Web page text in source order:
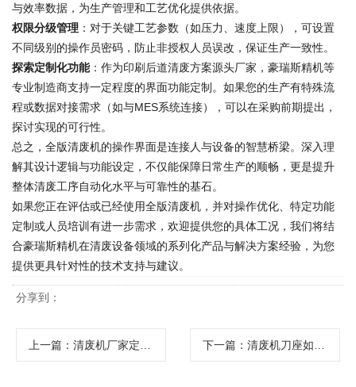
与效率数据，为生产管理和工艺优化提供依据。
权限分级管理 ：对于关键工艺参数（如压力、速度上限），可设置
不同级别的操作员密码，防止非授权人员误改，保证生产一致性。
探索定制化功能：作为印刷后道清废方案源头厂家，豪瑞斯精机等
专业制造商支持一定程度的界面功能定制。如果您的生产有特殊流
程或数据对接需求（如与MES系统连接），可以在采购前期提出，
探讨实现的可行性。
总之，全版清废机的操作界面是连接人与设备的智慧桥梁。深入理
解其设计逻辑与功能设定，不仅能保障日常生产的顺畅，更是提升
整体清废工序自动化水平与可靠性的基石。
如果您正在评估或已经使用全版清废机，并对操作优化、特定功能
定制或人员培训有进一步需求，欢迎提供您的具体工况，我们将结
合豪瑞斯精机在清废设备领域的系列化产品与解决方案经验，为您
提供更具针对性的技术支持与建议。
分享到：
上一篇 ：清废机厂家定制解决方案如何选？豪瑞斯精机详解关键考量因素与落地路径 下一篇 ：清废机刀座如何精准调整？掌握技巧提升清废效率与模切质量